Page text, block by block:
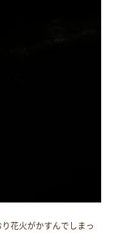
花火がかすんでしまっ